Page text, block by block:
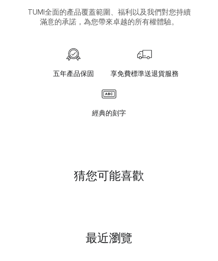
TUMI全面的產品覆蓋範圍、福利以及我們對您持續
滿意的承諾，為您帶來卓越的所有權體驗。
五年產品保固 享免費標準送退貨服務
經典的刻字
猜您可能喜歡
最近瀏覽